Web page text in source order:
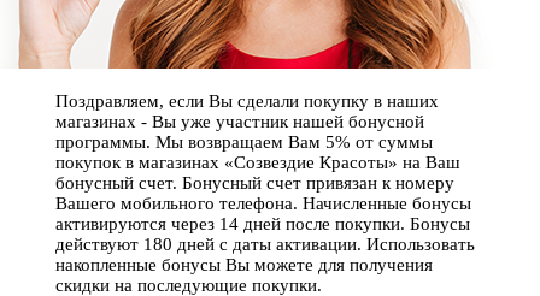
Поздравляем, если Вы сделали покупку в наших
магазинах - Вы уже участник нашей бонусной
программы. Мы возвращаем Вам 5% от суммы
покупок в магазинах «Созвездие Красоты» на Ваш
бонусный счет. Бонусный счет привязан к номеру
Вашего мобильного телефона. Начисленные бонусы
активируются через 14 дней после покупки. Бонусы
действуют 180 дней с даты активации. Использовать
накопленные бонусы Вы можете для получения
скидки на последующие покупки.